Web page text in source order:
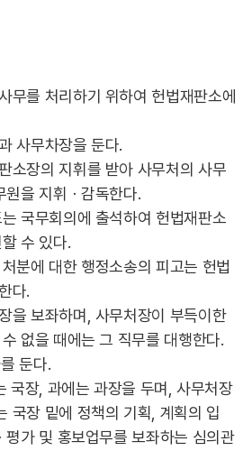
무를 처리하기 위하여 헌법재판소에
사무차장을 둔다.
소장의 지휘를 받아 사무처의 사무
을 지휘ㆍ감독한다.
국무회의에 출석하여 헌법재판소
수 있다.
분에 대한 행정소송의 피고는 헌법
다.
을 보좌하며, 사무처장이 부득이한
없을 때에는 그 직무를 대행한다.
둔다.
국장, 과에는 과장을 두며, 사무처장
국장 밑에 정책의 기획, 계획의 입
평가 및 홍보업무를 보좌하는 심의관